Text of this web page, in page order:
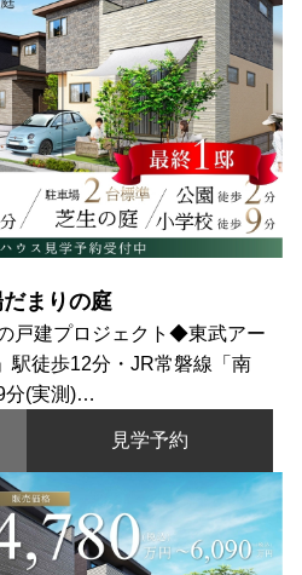
まりの庭
戸建プロジェクト◆東武アー
駅徒歩12分・JR常磐線「南
分(実測)…
見学予約